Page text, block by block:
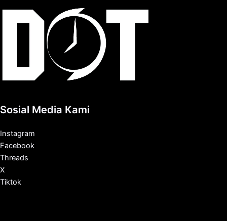
Sosial Media Kami
Instagram
Facebook
Threads
X
Tiktok